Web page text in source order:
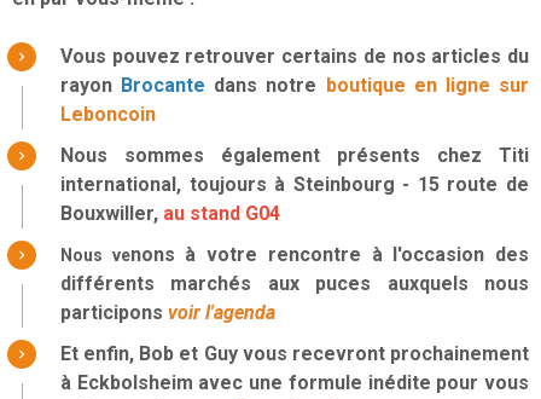
Vous pouvez retrouver certains de nos articles du
rayon Brocante dans notre boutique en ligne sur
Leboncoin
Nous sommes également présents chez Titi
international, toujours à Steinbourg - 15 route de
Bouxwiller, au stand G04
Nous venons à votre rencontre à l'occasion des
différents marchés aux puces auxquels nous
participons voir l'agenda
Et enfin, Bob et Guy vous recevront prochainement
à Eckbolsheim avec une formule inédite pour vous